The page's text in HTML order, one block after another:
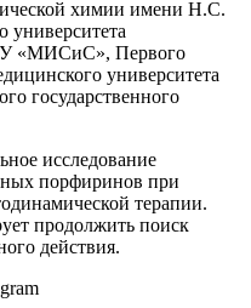
химии имени Н.С.
университета
«МИСиС», Первого
университета
государственного
исследование
порфиринов при
терапии.
продолжить поиск
действия.